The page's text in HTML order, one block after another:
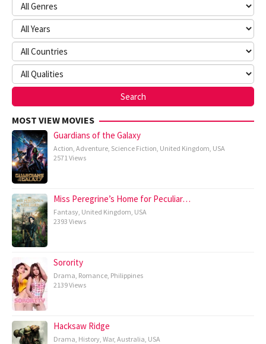
MOST VIEW MOVIES
Guardians of the Galaxy
Action, Adventure, Science Fiction, United Kingdom, USA
2571 Views
Miss Peregrine’s Home for Peculiar…
Fantasy, United Kingdom, USA
2393 Views
Sorority
Drama, Romance, Philippines
2139 Views
Hacksaw Ridge
Drama, History, War, Australia, USA